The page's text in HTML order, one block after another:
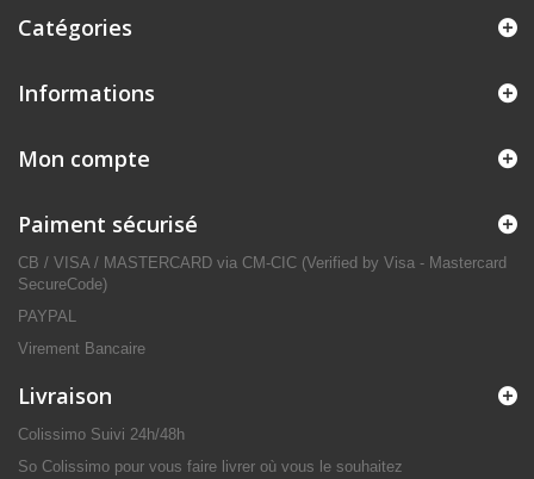
Catégories
Informations
Mon compte
Paiment sécurisé
CB / VISA / MASTERCARD via CM-CIC (Verified by Visa - Mastercard
SecureCode)
PAYPAL
Virement Bancaire
Livraison
Colissimo Suivi 24h/48h
So Colissimo pour vous faire livrer où vous le souhaitez